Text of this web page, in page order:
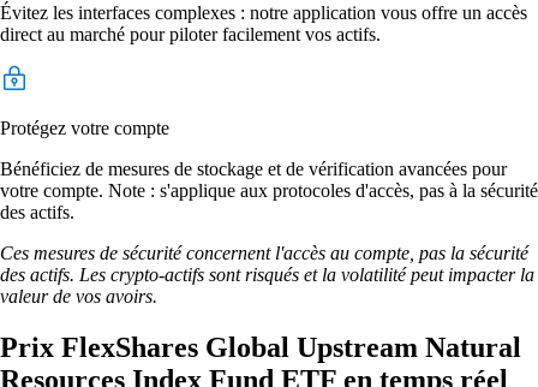
Évitez les interfaces complexes : notre application vous offre un accès
direct au marché pour piloter facilement vos actifs.
Protégez votre compte
Bénéficiez de mesures de stockage et de vérification avancées pour
votre compte. Note : s'applique aux protocoles d'accès, pas à la sécurité
des actifs.
Ces mesures de sécurité concernent l'accès au compte, pas la sécurité
des actifs. Les crypto-actifs sont risqués et la volatilité peut impacter la
valeur de vos avoirs.
Prix FlexShares Global Upstream Natural
Resources Index Fund ETF en temps réel